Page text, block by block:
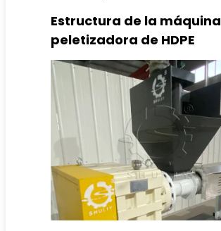
Estructura de la máquina
peletizadora de HDPE